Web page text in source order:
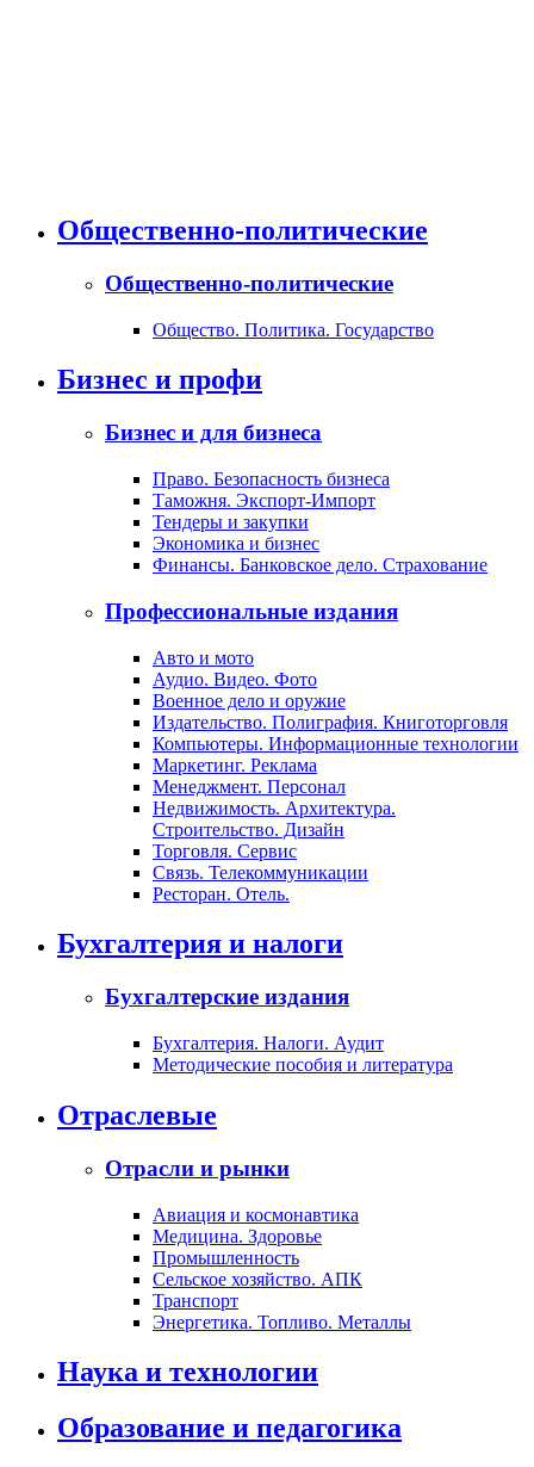
Общественно-политические
Общественно-политические
Общество. Политика. Государство
Бизнес и профи
Бизнес и для бизнеса
Право. Безопасность бизнеса
Таможня. Экспорт-Импорт
Тендеры и закупки
Экономика и бизнес
Финансы. Банковское дело. Страхование
Профессиональные издания
Авто и мото
Аудио. Видео. Фото
Военное дело и оружие
Издательство. Полиграфия. Книготорговля
Компьютеры. Информационные технологии
Маркетинг. Реклама
Менеджмент. Персонал
Недвижимость. Архитектура.
Строительство. Дизайн
Торговля. Сервис
Связь. Телекоммуникации
Ресторан. Отель.
Бухгалтерия и налоги
Бухгалтерские издания
Бухгалтерия. Налоги. Аудит
Методические пособия и литература
Отраслевые
Отрасли и рынки
Авиация и космонавтика
Медицина. Здоровье
Промышленность
Сельское хозяйство. АПК
Транспорт
Энергетика. Топливо. Металлы
Наука и технологии
Образование и педагогика